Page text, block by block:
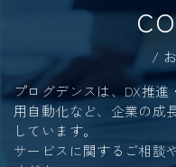
プログデンスは、DX推
用自動化など、 企業の成
しています。
サービスに関するご相談